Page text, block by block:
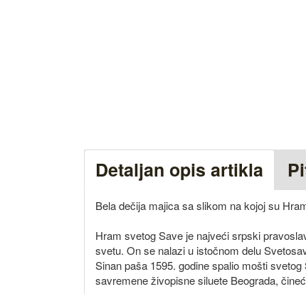
Detaljan opis artikla
Bela dečija majica sa slikom na kojoj su
Hram svetog Save je najveći srpski
svetu. On se nalazi u istočnom delu
Sinan paša 1595. godine spalio mošti
savremene živopisne siluete Beograda,